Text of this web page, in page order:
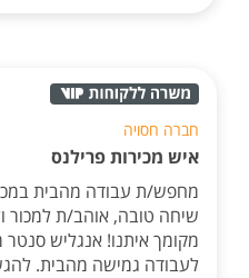
חברה חסויה
איש מכירות פרילנס
מחפש/ת עבודה מהבית
שיחה טובה, אוהב/ת למכור
מקומך איתנו! אנגליש סנטר
לעבודה גמישה מהבית.